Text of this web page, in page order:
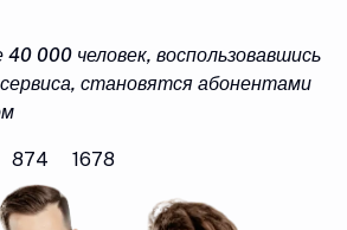
000 человек, воспользовавшись
становятся абонентами
874 1678